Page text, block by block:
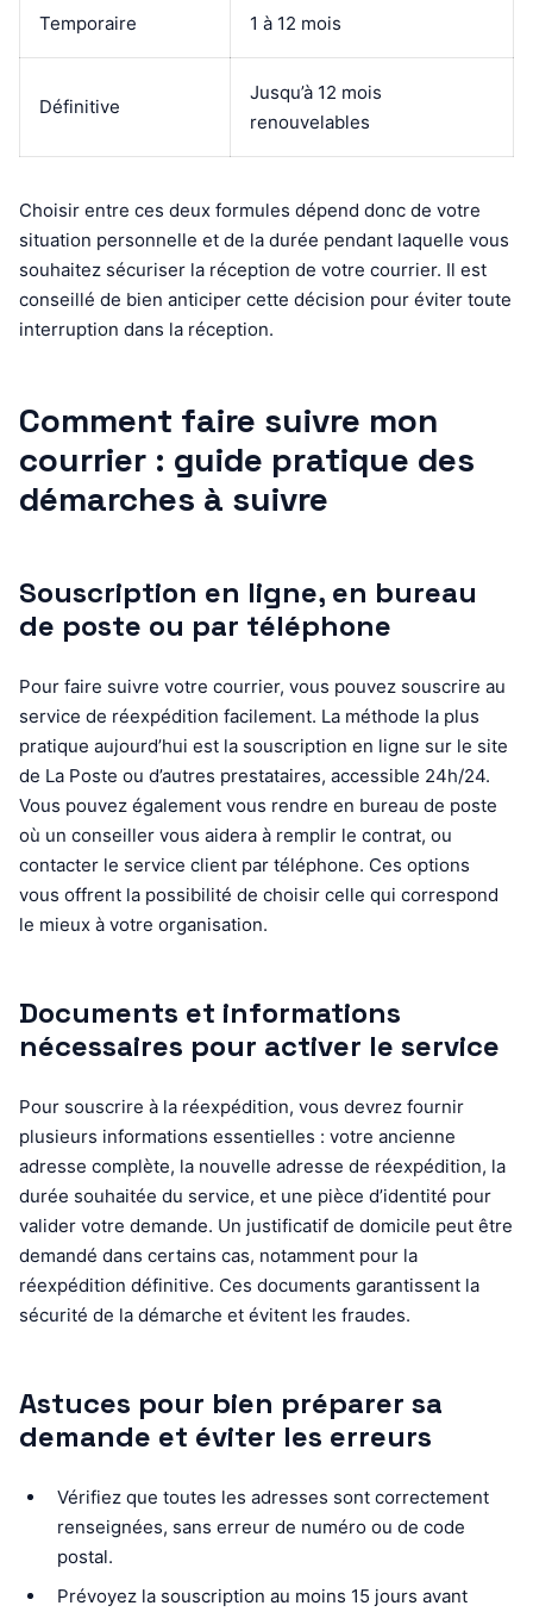
Temporaire 1 à 12 mois
Définitive
Jusqu’à 12 mois
renouvelables
Choisir entre ces deux formules dépend donc de votre
situation personnelle et de la durée pendant laquelle vous
souhaitez sécuriser la réception de votre courrier. Il est
conseillé de bien anticiper cette décision pour éviter toute
interruption dans la réception.
Comment faire suivre mon
courrier : guide pratique des
démarches à suivre
Souscription en ligne, en bureau
de poste ou par téléphone
Pour faire suivre votre courrier, vous pouvez souscrire au
service de réexpédition facilement. La méthode la plus
pratique aujourd’hui est la souscription en ligne sur le site
de La Poste ou d’autres prestataires, accessible 24h/24.
Vous pouvez également vous rendre en bureau de poste
où un conseiller vous aidera à remplir le contrat, ou
contacter le service client par téléphone. Ces options
vous offrent la possibilité de choisir celle qui correspond
le mieux à votre organisation.
Documents et informations
nécessaires pour activer le service
Pour souscrire à la réexpédition, vous devrez fournir
plusieurs informations essentielles : votre ancienne
adresse complète, la nouvelle adresse de réexpédition, la
durée souhaitée du service, et une pièce d’identité pour
valider votre demande. Un justificatif de domicile peut être
demandé dans certains cas, notamment pour la
réexpédition définitive. Ces documents garantissent la
sécurité de la démarche et évitent les fraudes.
Astuces pour bien préparer sa
demande et éviter les erreurs
Vérifiez que toutes les adresses sont correctement
renseignées, sans erreur de numéro ou de code
postal.
Prévoyez la souscription au moins 15 jours avant